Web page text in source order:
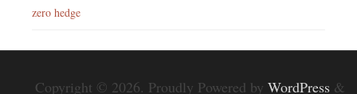
zero hedge
Copyright © 2026. Proudly Powered by WordPress &